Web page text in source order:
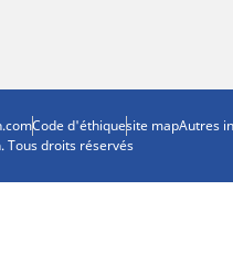
Code d'éthiquesite mapAutres
Tous droits réservés